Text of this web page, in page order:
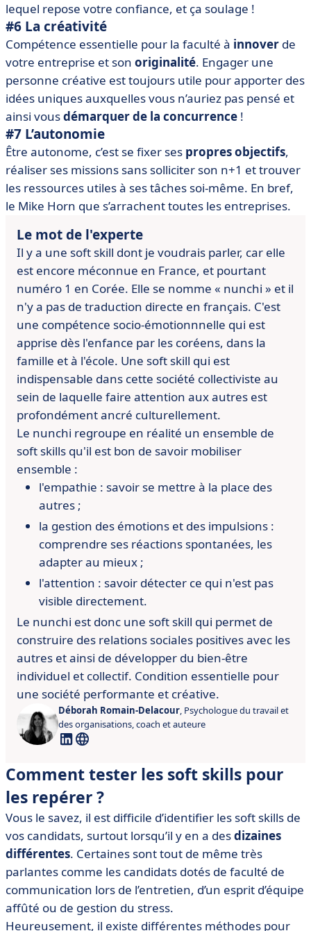
lequel repose votre confiance, et ça soulage !
#6 La créativité
Compétence essentielle pour la faculté à innover de
votre entreprise et son originalité. Engager une
personne créative est toujours utile pour apporter des
idées uniques auxquelles vous n’auriez pas pensé et
ainsi vousdémarquer de la concurrence !
#7 L’autonomie
Être autonome, c’est se fixer ses propres objectifs,
réaliser ses missions sans solliciter son n+1 et trouver
les ressources utiles à ses tâches soi-même. En bref,
le Mike Horn que s’arrachent toutes les entreprises.
Le mot de l'experte
Il y a une soft skill dont je voudrais parler, car elle
est encore méconnue en France, et pourtant
numéro 1 en Corée. Elle se nomme « nunchi » et il
n'y a pas de traduction directe en français. C'est
une compétence socio-émotionnnelle qui est
apprise dès l'enfance par les coréens, dans la
famille et à l'école. Une soft skill qui est
indispensable dans cette société collectiviste au
sein de laquelle faire attention aux autres est
profondément ancré culturellement.
Le nunchi regroupe en réalité un ensemble de
soft skills qu'il est bon de savoir mobiliser
ensemble :
l'empathie : savoir se mettre à la place des
autres ;
la gestion des émotions et des impulsions :
comprendre ses réactions spontanées, les
adapter au mieux ;
l'attention : savoir détecter ce qui n'est pas
visible directement.
Le nunchi est donc une soft skill qui permet de
construire des relations sociales positives avec les
autres et ainsi de développer du bien-être
individuel et collectif. Condition essentielle pour
une société performante et créative.
Déborah Romain-Delacour, Psychologue du travail et
des organisations, coach et auteure
Comment tester les soft skills pour
les repérer ?
Vous le savez, il est difficile d’identifier les soft skills de
vos candidats, surtout lorsqu’il y en a desdizaines
différentes. Certaines sont tout de même très
parlantes comme les candidats dotés de faculté de
communication lors de l’entretien, d’un esprit d’équipe
affûté ou de gestion du stress.
Heureusement, il existe différentes méthodes pour